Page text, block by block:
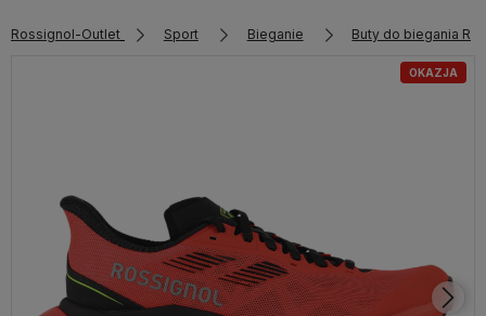
zaloguj się, aby przywrócić dodane produkty do listy
Rossignol-Outlet Sport Bieganie Buty do biegania
OKAZJA